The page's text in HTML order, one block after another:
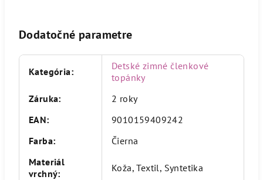
Dodatočné parametre
Kategória:
Detské zimné členkové
topánky
Záruka:
2 roky
EAN:
9010159409242
Farba:
Čierna
Materiál
vrchný: Koža, Textil, Syntetika